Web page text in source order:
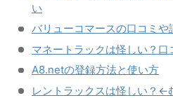
い
バリューコマースの口コミや
マネートラックは怪しい？口
A8.netの登録方法と使い方
レントラックスは怪しい？←